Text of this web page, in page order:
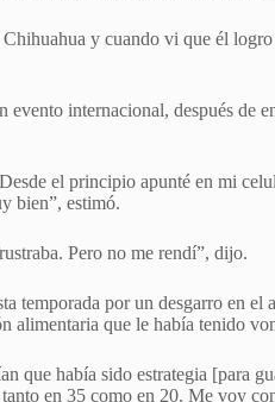
y cuando vi que él
evento internacional, después de
el principio apunté en mi
bien”, estimó.
Pero no me rendí”, dijo.
temporada por un desgarro en el
alimentaria que le había tenido
que había sido estrategia [para
en 35 como en 20. Me voy